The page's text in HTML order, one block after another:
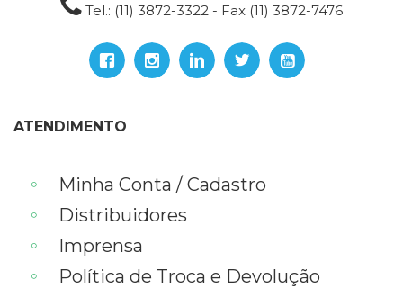
Tel.: (11) 3872-3322 - Fax (11) 3872-7476
ATENDIMENTO
Minha Conta / Cadastro
Distribuidores
Imprensa
Política de Troca e Devolução